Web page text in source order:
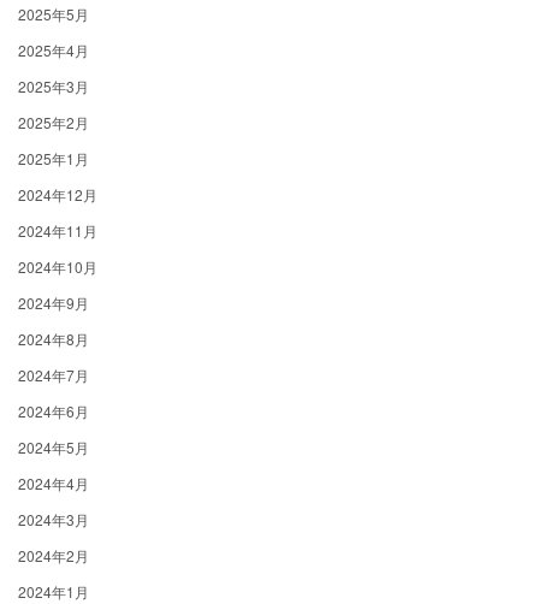
2025年5月
2025年4月
2025年3月
2025年2月
2025年1月
2024年12月
2024年11月
2024年10月
2024年9月
2024年8月
2024年7月
2024年6月
2024年5月
2024年4月
2024年3月
2024年2月
2024年1月